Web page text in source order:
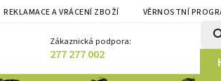
REKLAMACE A VRÁCENÍ ZBOŽÍ VĚRNOSTNÍ
Zákaznická podpora:
277 277 002